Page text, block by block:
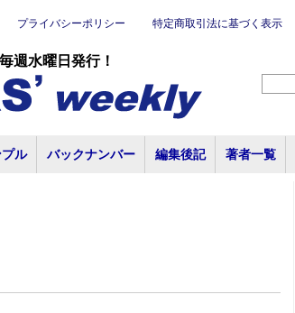
週水曜日発行！
プライバシーポリシー 特定商取引法に基づく表示
ル バックナンバー 編集後記 著者一覧